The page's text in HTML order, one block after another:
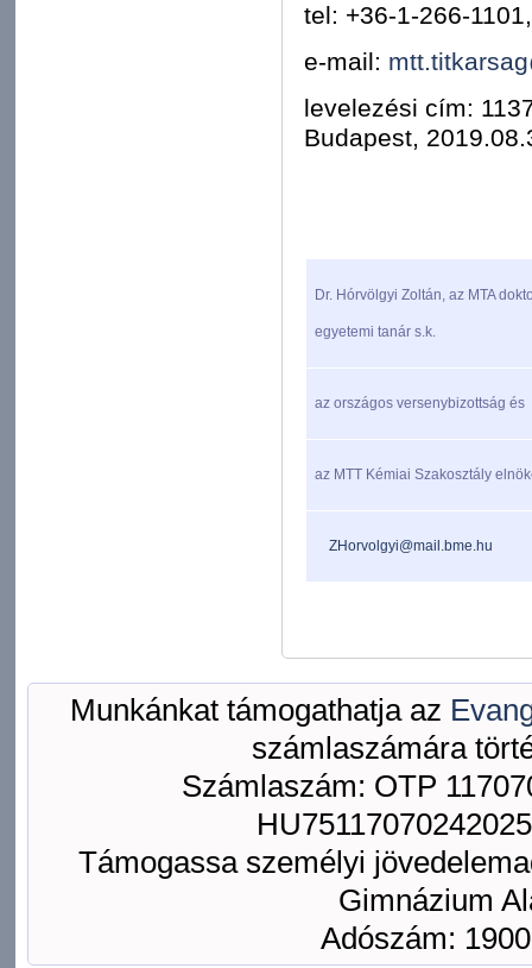
tel: +36-1-266-
e-mail:
levelezési cím:
Budapest,
Dr. Hórvölgyi Zoltán, az MTA
egyetemi tanár s.k.
az országos versenybizottság és
az MTT Kémiai Szakosztály
ZHorvolgyi@mail.bme.hu
Munkánkat támogathatja az
számlaszámára
Számlaszám: OTP
Támogassa személyi
Gimnázium
Adószám: